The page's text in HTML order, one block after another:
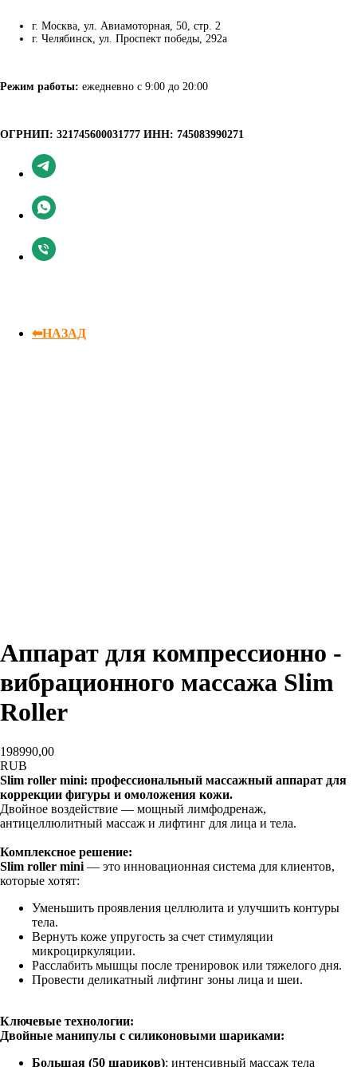
г. Москва, ул. Авиамоторная, 50, стр. 2
г. Челябинск, ул. Проспект победы, 292а
Режим работы: ежедневно с 9:00 до 20:00
ОГРНИП: 321745600031777 ИНН: 745083990271
⬅НАЗАД
Аппарат для компрессионно -
вибрационного массажа Slim
Roller
198990,00
RUB
Slim roller mini: профессиональный массажный аппарат для
коррекции фигуры и омоложения кожи.
Двойное воздействие — мощный лимфодренаж,
антицеллюлитный массаж и лифтинг для лица и тела.
Комплексное решение:
Slim roller mini — это инновационная система для клиентов,
которые хотят:
Уменьшить проявления целлюлита и улучшить контуры
тела.
Вернуть коже упругость за счет стимуляции
микроциркуляции.
Расслабить мышцы после тренировок или тяжелого дня.
Провести деликатный лифтинг зоны лица и шеи.
Ключевые технологии:
Двойные манипулы с силиконовыми шариками:
Большая (50 шариков): интенсивный массаж тела